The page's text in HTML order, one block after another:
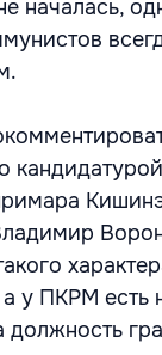
началась,
а у ПКРМ есть
должность